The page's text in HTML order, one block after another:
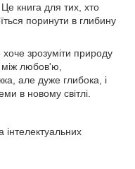
книга для тих, хто
поринути в глибину
зрозуміти природу
між любов'ю,
але дуже глибока, і
в новому світлі.
інтелектуальних